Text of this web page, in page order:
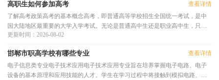
高职生如何参加高考
查看详情
了解高考政策高考的基本概念高考，即普通高等学校招生全国统一考试，是中
国大陆地区最重要的大学入学考试。无论是普通高中生还是职业高中生，只要
符合条件，都可以报名参加。
更新时间：2026-08-02
邯郸市职高学校有哪些专业
查看详情
电子信息类专业电子技术应用电子技术应用专业旨在培养掌握电子电路、电子
设备的基本原理和应用技能的人才。学生在学习过程中将接触到模拟电路、数